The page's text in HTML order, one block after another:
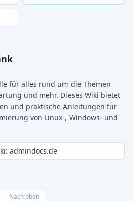
für alles rund um die Themen
und mehr. Dieses Wiki bietet
und praktische Anleitungen für
von Linux-, Windows- und
admindocs.de
Nach oben